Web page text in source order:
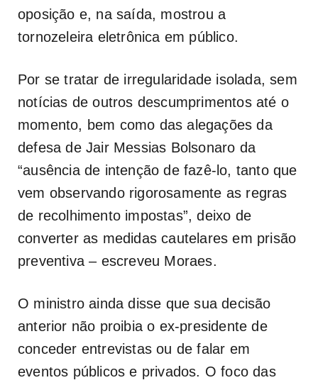
oposição e, na saída, mostrou a
tornozeleira eletrônica em público.
Por se tratar de irregularidade isolada, sem
notícias de outros descumprimentos até o
momento, bem como das alegações da
defesa de Jair Messias Bolsonaro da
“ausência de intenção de fazê-lo, tanto que
vem observando rigorosamente as regras
de recolhimento impostas”, deixo de
converter as medidas cautelares em prisão
preventiva – escreveu Moraes.
O ministro ainda disse que sua decisão
anterior não proibia o ex-presidente de
conceder entrevistas ou de falar em
eventos públicos e privados. O foco das